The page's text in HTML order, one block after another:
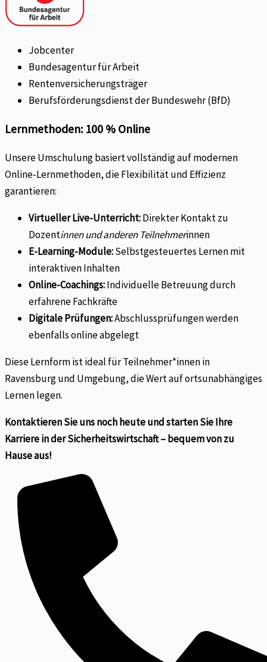
Jobcenter
Bundesagentur für Arbeit
Rentenversicherungsträger
Berufsförderungsdienst der Bundeswehr (BfD)
Lernmethoden: 100 % Online
Unsere Umschulung basiert vollständig auf modernen
Online-Lernmethoden, die Flexibilität und Effizienz
garantieren:
Virtueller Live-Unterricht:Direkter Kontakt zu
Dozentinnen und anderen Teilnehmerinnen
E-Learning-Module:Selbstgesteuertes Lernen mit
interaktiven Inhalten
Online-Coachings:Individuelle Betreuung durch
erfahrene Fachkräfte
Digitale Prüfungen:Abschlussprüfungen werden
ebenfalls online abgelegt
Diese Lernform ist ideal für Teilnehmer*innen in
Ravensburg und Umgebung, die Wert auf ortsunabhängiges
Lernen legen.
Kontaktieren Sie uns noch heute und starten Sie Ihre
Karriere in der Sicherheitswirtschaft – bequem von zu
Hause aus!